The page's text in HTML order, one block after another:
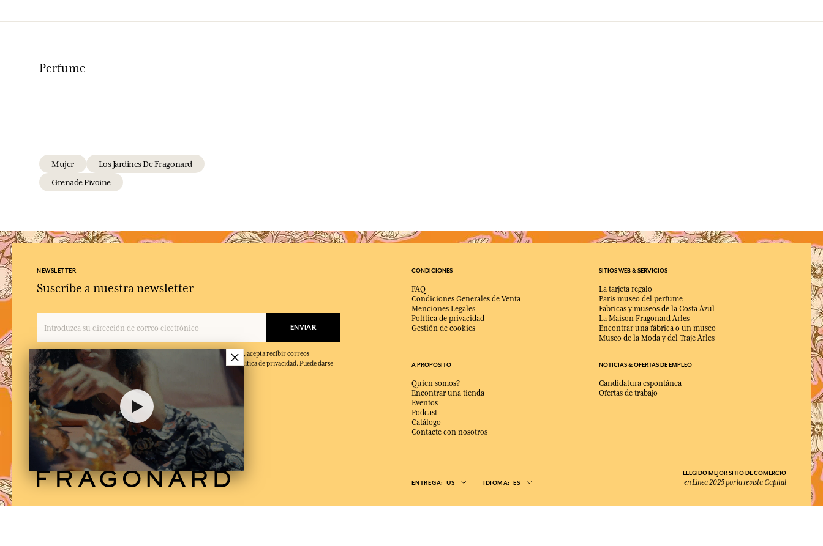
Perfume
Mujer
Los Jardines De Fragonard
Grenade Pivoine
NEWSLETTER
Suscríbe a nuestra newsletter
ENVIAR
Al facilitar su dirección de correo electrónico y hacer clic en 'Suscribirse', acepta recibir correos
electrónicos de Fragonard y confirma que ha leído y aceptado nuestra política de privacidad. Puede darse
de baja en cualquier momento.
CONDICIONES
FAQ
Condiciones Generales de Venta
Menciones Legales
Política de privacidad
Gestión de cookies
SITIOS WEB & SERVICIOS
La tarjeta regalo
Paris museo del perfume
Fabricas y museos de la Costa Azul
La Maison Fragonard Arles
Encontrar una fábrica o un museo
Museo de la Moda y del Traje Arles
A PROPOSITO
Quien somos?
Encontrar una tienda
Eventos
Podcast
Catálogo
Contacte con nosotros
NOTICIAS & OFERTAS DE EMPLEO
Candidatura espontánea
Ofertas de trabajo
ENTREGA: US IDIOMA: ES
ELEGIDO MEJOR SITIO DE COMERCIO
en Línea 2025 por la revista Capital
×